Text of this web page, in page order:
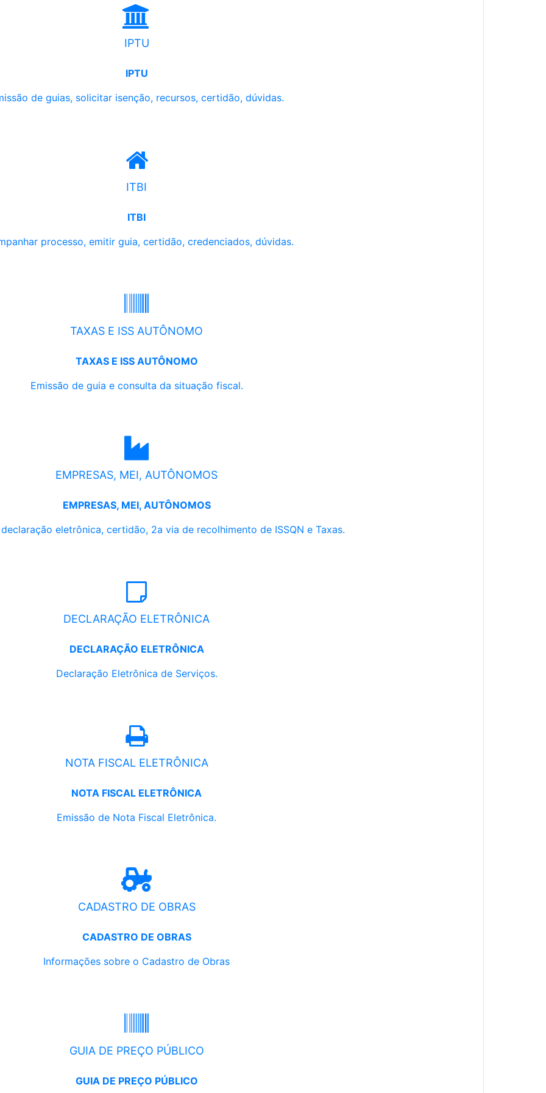
IPTU
IPTU
de guias, solicitar isenção, recursos, certidão, dúvidas.
ITBI
ITBI
processo, emitir guia, certidão, credenciados, dúvidas.
TAXAS E ISS AUTÔNOMO
TAXAS E ISS AUTÔNOMO
Emissão de guia e consulta da situação fiscal.
EMPRESAS, MEI, AUTÔNOMOS
EMPRESAS, MEI, AUTÔNOMOS
eletrônica, certidão, 2a via de recolhimento de ISSQN e Taxas.
DECLARAÇÃO ELETRÔNICA
DECLARAÇÃO ELETRÔNICA
Declaração Eletrônica de Serviços.
NOTA FISCAL ELETRÔNICA
NOTA FISCAL ELETRÔNICA
Emissão de Nota Fiscal Eletrônica.
CADASTRO DE OBRAS
CADASTRO DE OBRAS
Informações sobre o Cadastro de Obras
GUIA DE PREÇO PÚBLICO
GUIA DE PREÇO PÚBLICO